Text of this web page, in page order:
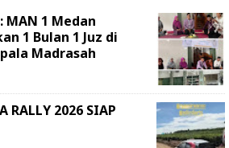
MAN 1 Medan
1 Bulan 1 Juz di
Madrasah
RALLY 2026 SIAP